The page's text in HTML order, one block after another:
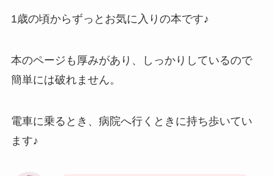
1歳の頃からずっとお気に入りの本です♪
本のページも厚みがあり、しっかりしているので
簡単には破れません。
電車に乗るとき、病院へ行くときに持ち歩いてい
ます♪